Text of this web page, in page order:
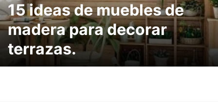
15 ideas de muebles de
madera para decorar
terrazas.